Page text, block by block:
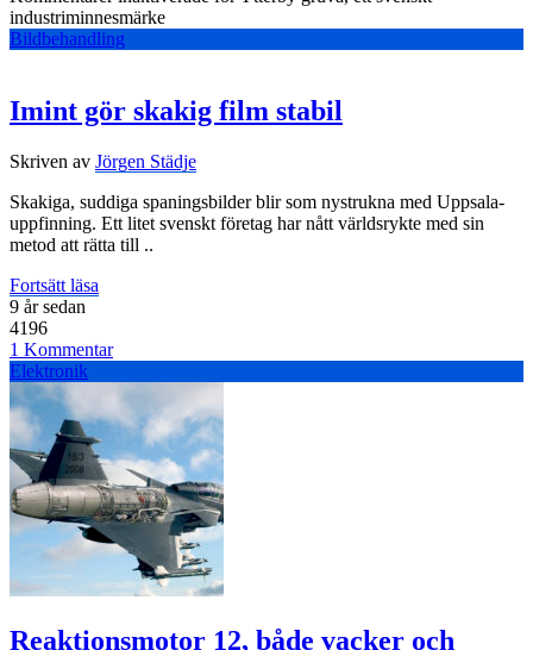
industriminnesmärke
Bildbehandling
Imint gör skakig film stabil
Skriven av Jörgen Städje
Skakiga, suddiga spaningsbilder blir som nystrukna med Uppsala-
uppfinning. Ett litet svenskt företag har nått världsrykte med sin
metod att rätta till ..
Fortsätt läsa
9 år sedan
4196
1 Kommentar
Elektronik
Reaktionsmotor 12, både vacker och